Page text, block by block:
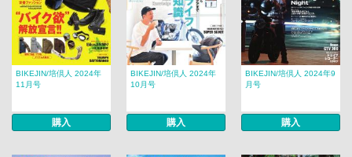
BIKEJIN/培倶人 2024年
11月号
購入
BIKEJIN/培倶人 2024年
10月号
購入
BIKEJIN/培倶人 2024年9
月号
購入